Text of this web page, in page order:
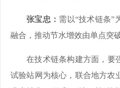
张宝忠： 需以“技术链条”
融合，推动节水增效由单点突
在技术链条构建方面，
试验站网为核心，联合地方农